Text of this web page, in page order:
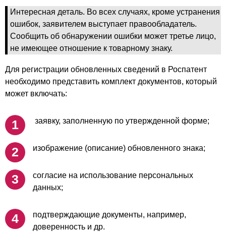
Интересная деталь. Во всех случаях, кроме устранения
ошибок, заявителем выступает правообладатель.
Сообщить об обнаружении ошибки может третье лицо,
не имеющее отношение к товарному знаку.
Для регистрации обновленных сведений в Роспатент
необходимо представить комплект документов, который
может включать:
заявку, заполненную по утвержденной форме;
изображение (описание) обновленного знака;
согласие на использование персональных
данных;
подтверждающие документы, например,
доверенность и др.